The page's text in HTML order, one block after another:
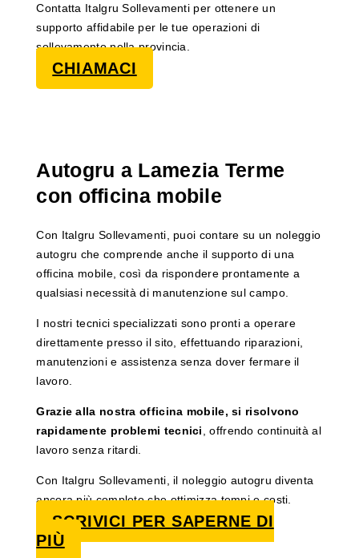
Contatta Italgru Sollevamenti per ottenere un
supporto affidabile per le tue operazioni di
sollevamento nella provincia.
CHIAMACI
Autogru a Lamezia Terme
con officina mobile
Con Italgru Sollevamenti, puoi contare su un noleggio
autogru che comprende anche il supporto di una
officina mobile, così da rispondere prontamente a
qualsiasi necessità di manutenzione sul campo.
I nostri tecnici specializzati sono pronti a operare
direttamente presso il sito, effettuando riparazioni,
manutenzioni e assistenza senza dover fermare il
lavoro.
Grazie alla nostra officina mobile, si risolvono
rapidamente problemi tecnici
, offrendo continuità al
lavoro senza ritardi.
Con Italgru Sollevamenti, il noleggio autogru diventa
ancora più completo che ottimizza tempi e costi.
SCRIVICI PER SAPERNE DI
PIÙ